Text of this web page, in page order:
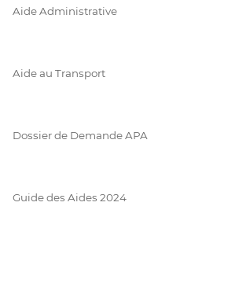
Aide Administrative
Aide au Transport
Dossier de Demande APA
Guide des Aides 2024